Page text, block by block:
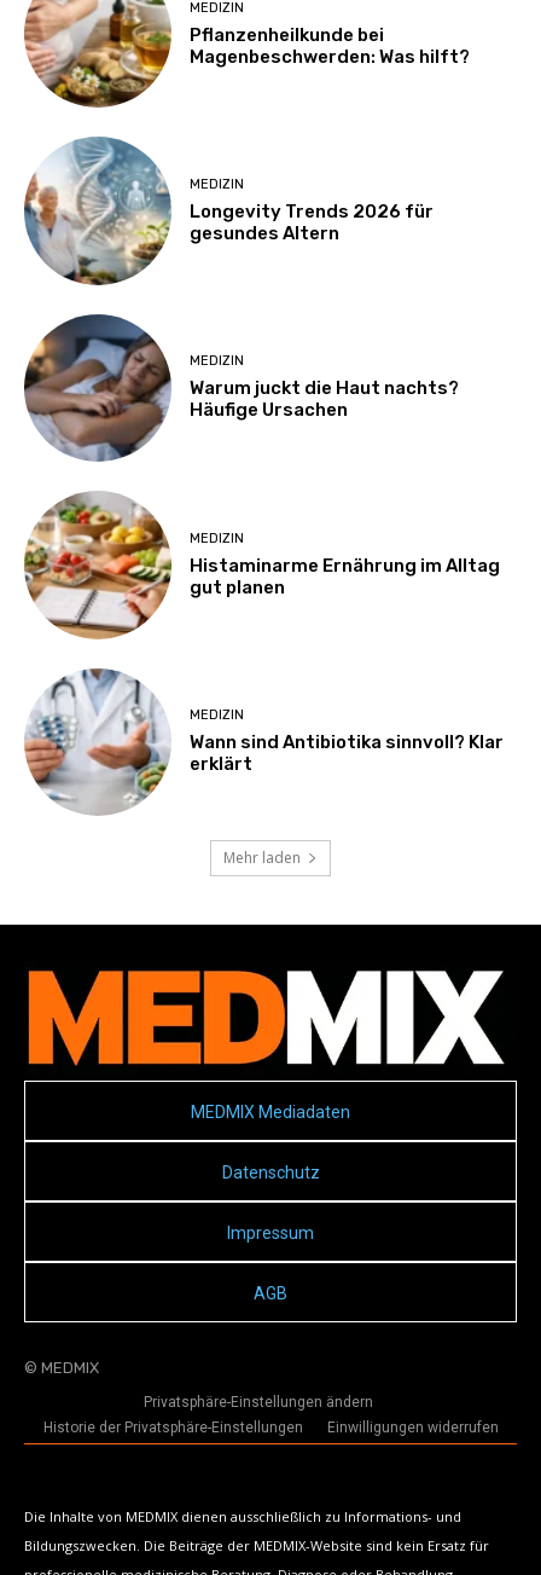
MEDIZIN
Pflanzenheilkunde bei
Magenbeschwerden: Was hilft?
MEDIZIN
Longevity Trends 2026 für
gesundes Altern
MEDIZIN
Warum juckt die Haut nachts?
Häufige Ursachen
MEDIZIN
Histaminarme Ernährung im Alltag
gut planen
MEDIZIN
Wann sind Antibiotika sinnvoll? Klar
erklärt
Mehr laden
MEDMIX Mediadaten
Datenschutz
Impressum
AGB
© MEDMIX
Privatsphäre-Einstellungen ändern
Historie der Privatsphäre-Einstellungen
Einwilligungen widerrufen
Die Inhalte von MEDMIX dienen ausschließlich zu Informations- und
Bildungszwecken. Die Beiträge der MEDMIX-Website sind kein Ersatz für